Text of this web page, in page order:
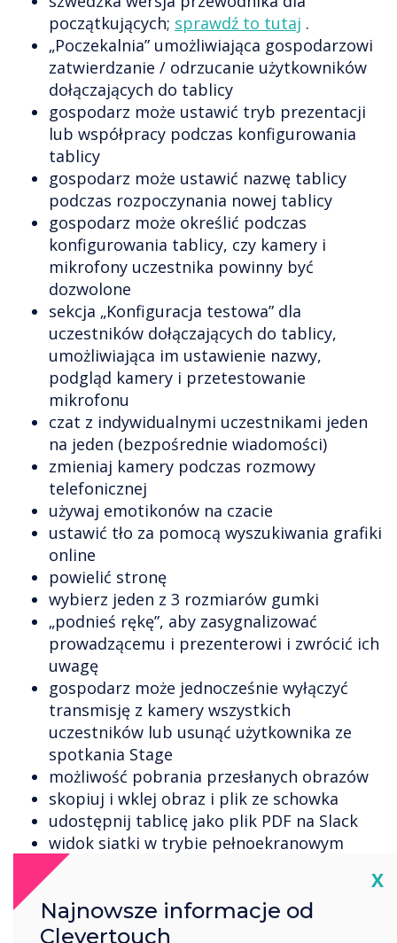
początkujących; sprawdź to tutaj .
„Poczekalnia” umożliwiająca gospodarzowi
zatwierdzanie / odrzucanie użytkowników
dołączających do tablicy
gospodarz może ustawić tryb prezentacji
lub współpracy podczas konfigurowania
tablicy
gospodarz może ustawić nazwę tablicy
podczas rozpoczynania nowej tablicy
gospodarz może określić podczas
konfigurowania tablicy, czy kamery i
mikrofony uczestnika powinny być
dozwolone
sekcja „Konfiguracja testowa” dla
uczestników dołączających do tablicy,
umożliwiająca im ustawienie nazwy,
podgląd kamery i przetestowanie
mikrofonu
czat z indywidualnymi uczestnikami jeden
na jeden (bezpośrednie wiadomości)
zmieniaj kamery podczas rozmowy
telefonicznej
używaj emotikonów na czacie
ustawić tło za pomocą wyszukiwania grafiki
online
powielić stronę
wybierz jeden z 3 rozmiarów gumki
„podnieś rękę”, aby zasygnalizować
prowadzącemu i prezenterowi i zwrócić ich
uwagę
gospodarz może jednocześnie wyłączyć
transmisję z kamery wszystkich
uczestników lub usunąć użytkownika ze
spotkania Stage
możliwość pobrania przesłanych obrazów
skopiuj i wklej obraz i plik ze schowka
udostępnij tablicę jako plik PDF na Slack
widok siatki w trybie pełnoekranowym
aparatu
obrazków online w celu dodania logo forum
(oprócz przeglądania z komputera)
X
Najnowsze informacje od
Clevertouch